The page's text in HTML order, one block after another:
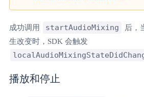
成功调用 startAudioMixing
后，
生改变时，SDK 会触发
播放和停止